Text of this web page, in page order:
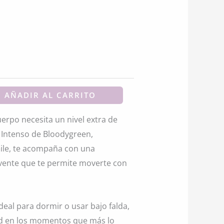
AÑADIR AL CARRITO
necesita un nivel extra de
de Bloodygreen,
te acompaña con una
que te permite moverte con
para dormir o usar bajo falda,
en los momentos que más lo